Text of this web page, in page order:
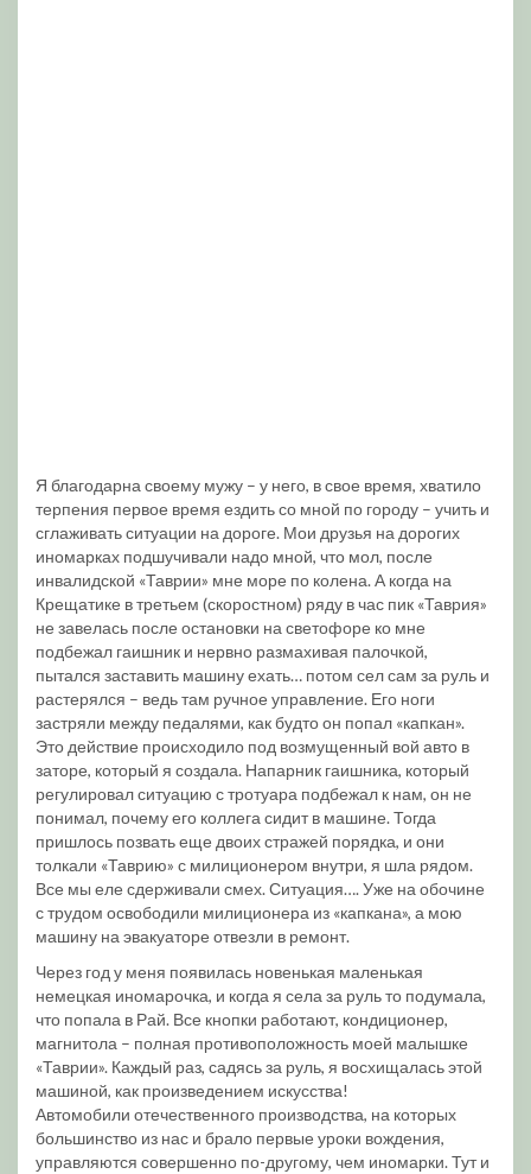
Я благодарна своему мужу – у него, в свое время, хватило
терпения первое время ездить со мной по городу – учить и
сглаживать ситуации на дороге. Мои друзья на дорогих
иномарках подшучивали надо мной, что мол, после
инвалидской «Таврии» мне море по колена. А когда на
Крещатике в третьем (скоростном) ряду в час пик «Таврия»
не завелась после остановки на светофоре ко мне
подбежал гаишник и нервно размахивая палочкой,
пытался заставить машину ехать… потом сел сам за руль и
растерялся – ведь там ручное управление. Его ноги
застряли между педалями, как будто он попал «капкан».
Это действие происходило под возмущенный вой авто в
заторе, который я создала. Напарник гаишника, который
регулировал ситуацию с тротуара подбежал к нам, он не
понимал, почему его коллега сидит в машине. Тогда
пришлось позвать еще двоих стражей порядка, и они
толкали «Таврию» с милиционером внутри, я шла рядом.
Все мы еле сдерживали смех. Ситуация…. Уже на обочине
с трудом освободили милиционера из «капкана», а мою
машину на эвакуаторе отвезли в ремонт.
Через год у меня появилась новенькая маленькая
немецкая иномарочка, и когда я села за руль то подумала,
что попала в Рай. Все кнопки работают, кондиционер,
магнитола – полная противоположность моей малышке
«Таврии». Каждый раз, садясь за руль, я восхищалась этой
машиной, как произведением искусства!
Автомобили отечественного производства, на которых
большинство из нас и брало первые уроки вождения,
управляются совершенно по-другому, чем иномарки. Тут и